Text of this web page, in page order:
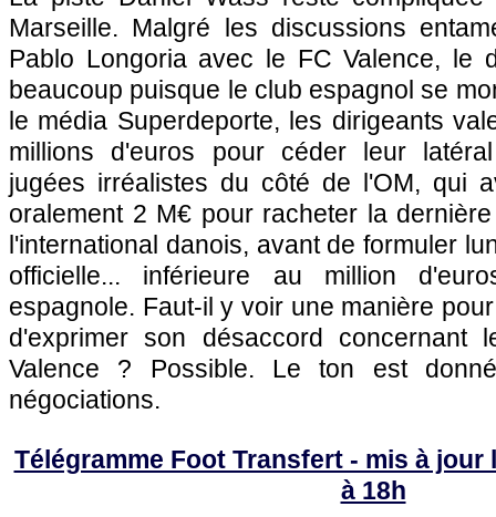
Marseille. Malgré les discussions
Pablo Longoria avec le FC Valence, le
beaucoup puisque le club espagnol se
le média Superdeporte, les dirigeants
millions d'euros pour céder leur
jugées irréalistes du côté de l'OM, qui
oralement 2 M€ pour racheter la
l'international danois, avant de formuler
officielle... inférieure au million
espagnole. Faut-il y voir une manière
d'exprimer son désaccord concernant
Valence ? Possible. Le ton est
négociations.
Télégramme Foot Transfert - mis à jour
à 18h